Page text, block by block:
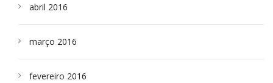
abril 2016
março 2016
fevereiro 2016